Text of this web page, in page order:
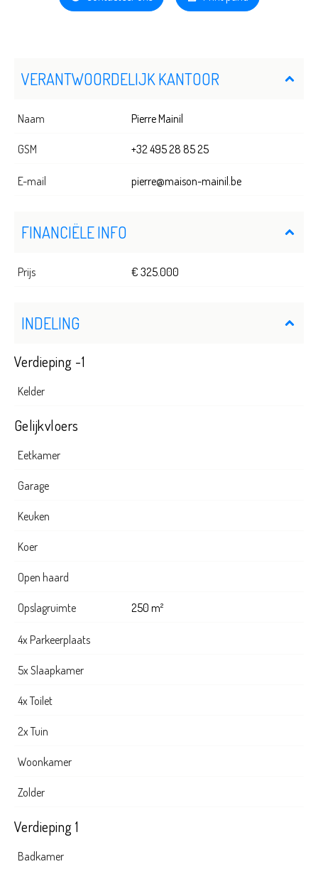
VERANTWOORDELIJK KANTOOR
Naam Pierre Mainil
GSM +32 495 28 85 25
E-mail pierre@maison-mainil.be
FINANCIËLE INFO
Prijs € 325.000
INDELING
Verdieping -1
Kelder
Gelijkvloers
Eetkamer
Garage
Keuken
Koer
Open haard
Opslagruimte 250 m²
4x Parkeerplaats
5x Slaapkamer
4x Toilet
2x Tuin
Woonkamer
Zolder
Verdieping 1
Badkamer